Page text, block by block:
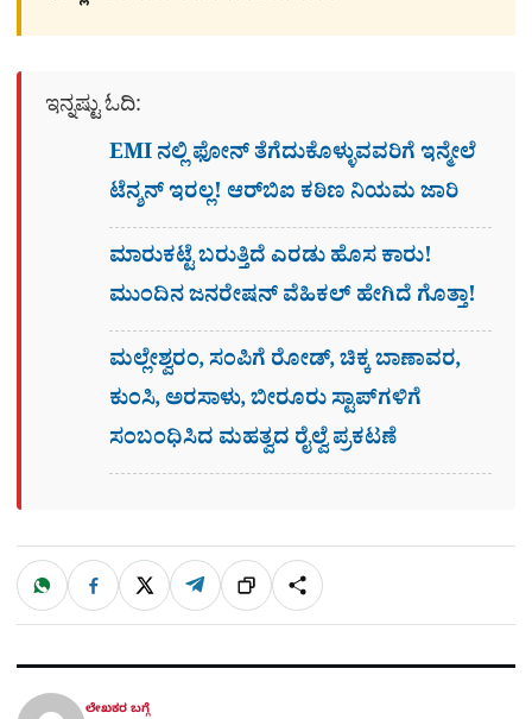
ಇನ್ನಷ್ಟು ಓದಿ:
EMI ನಲ್ಲಿ ಫೋನ್​ ತೆಗೆದುಕೊಳ್ಳುವವರಿಗೆ ಇನ್ಮೇಲೆ
ಟೆನ್ಶನ್​ ಇರಲ್ಲ! ಆರ್‌ಬಿಐ ಕಠಿಣ ನಿಯಮ ಜಾರಿ
ಮಾರುಕಟ್ಟೆ ಬರುತ್ತಿದೆ ಎರಡು ಹೊಸ ಕಾರು!
ಮುಂದಿನ ಜನರೇಷನ್​ ವೆಹಿಕಲ್ ಹೇಗಿದೆ ಗೊತ್ತಾ!
ಮಲ್ಲೇಶ್ವರಂ, ಸಂಪಿಗೆ ರೋಡ್, ಚಿಕ್ಕ ಬಾಣಾವರ,
ಕುಂಸಿ, ಅರಸಾಳು, ಬೀರೂರು ಸ್ಟಾಪ್​ಗಳಿಗೆ
ಸಂಬಂಧಿಸಿದ ಮಹತ್ವದ ರೈಲ್ವೆ ಪ್ರಕಟಣೆ
ಹಂಚಿಕೊಳ್ಳಿ
W
a
t
p
F
c
e
k
X T
l
e
m
ಲಿಂ
ಕ್
S
h
a
ಲೇಖಕರ ಬಗ್ಗೆ